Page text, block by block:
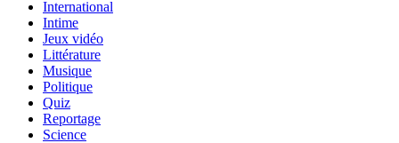
International
Intime
Jeux vidéo
Littérature
Musique
Politique
Quiz
Reportage
Science